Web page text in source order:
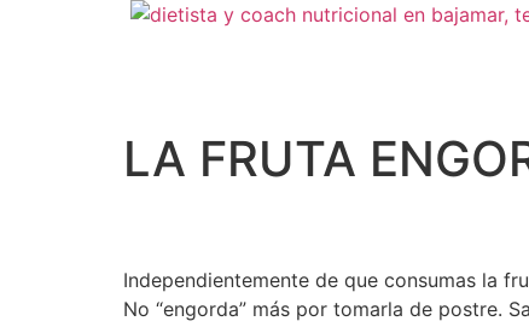
LA FRUTA
Independientemente de que consumas la
No “engorda” más por tomarla de postre.